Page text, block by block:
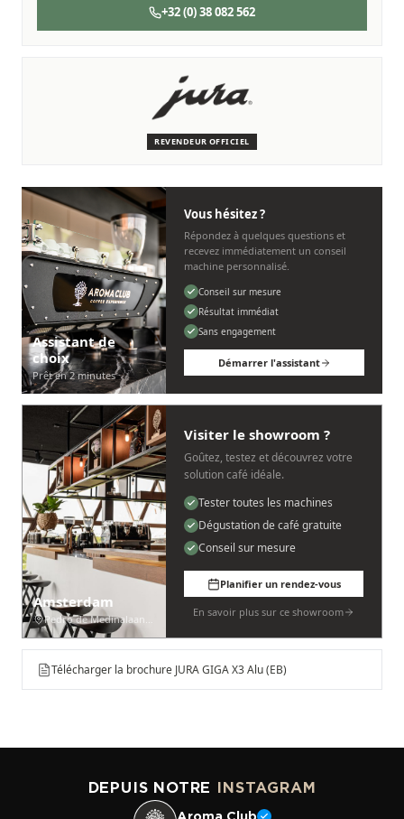
+32 (0) 38 082 562
REVENDEUR OFFICIEL
Nous sommes là pour vous
Personnel, rapide et sans tracas.
Assistant de
choix
Prêt en 2 minutes
Vous hésitez ?
Répondez à quelques questions et
recevez immédiatement un conseil
machine personnalisé.
Conseil sur mesure
Résultat immédiat
Sans engagement
Démarrer l'assistant
Amsterdam
Pedro de Medinalaan 53
Visiter le showroom ?
Goûtez, testez et découvrez votre
solution café idéale.
Tester toutes les machines
Dégustation de café gratuite
Conseil sur mesure
Planifier un rendez-vous
En savoir plus sur ce showroom
Télécharger la brochure JURA GIGA X3 Alu (EB)
DEPUIS NOTRE INSTAGRAM